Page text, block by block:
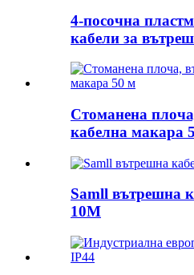
4-посочна
кабели за
Стоманена
кабелна макара
Samll вътрешна
10M